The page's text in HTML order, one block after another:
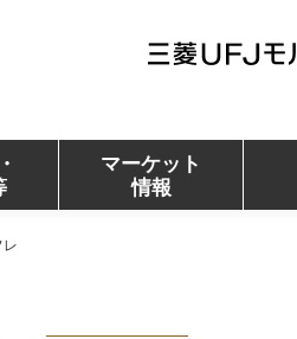
ＵＦＪモル
三菱ＵＦＪモル
マーケット
情報
レ